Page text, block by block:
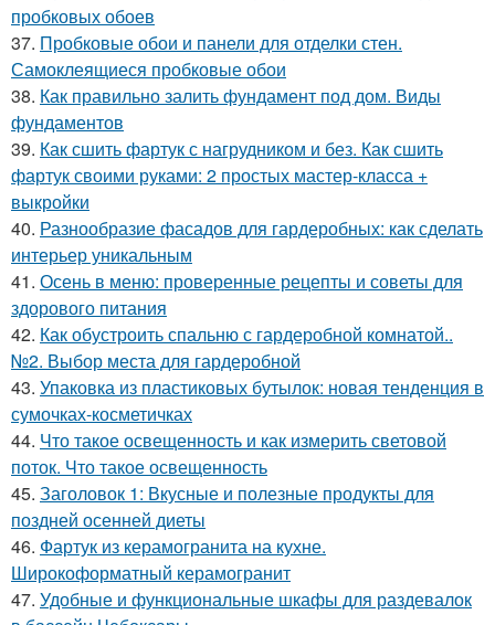
пробковых обоев
37. Пробковые обои и панели для отделки стен.
Самоклеящиеся пробковые обои
38. Как правильно залить фундамент под дом. Виды
фундаментов
39. Как сшить фартук с нагрудником и без. Как сшить
фартук своими руками: 2 простых мастер-класса +
выкройки
40. Разнообразие фасадов для гардеробных: как сделать
интерьер уникальным
41. Осень в меню: проверенные рецепты и советы для
здорового питания
42. Как обустроить спальню с гардеробной комнатой..
№2. Выбор места для гардеробной
43. Упаковка из пластиковых бутылок: новая тенденция в
сумочках-косметичках
44. Что такое освещенность и как измерить световой
поток. Что такое освещенность
45. Заголовок 1: Вкусные и полезные продукты для
поздней осенней диеты
46. Фартук из керамогранита на кухне.
Широкоформатный керамогранит
47. Удобные и функциональные шкафы для раздевалок